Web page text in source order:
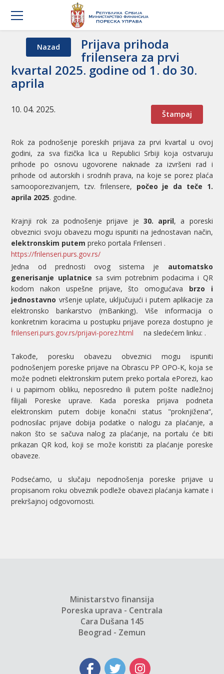
Nazad Prijava prihoda
frilensera za prvi
kvartal 2025. godine od 1. do 30.
aprila
Štampaj
10. 04. 2025.
Rok za podnošenje poreskih prijava za prvi kvartal u ovoj
godini, za sva fizička lica u Republici Srbiji koja ostvaruju
prihode po osnovu ugovorene naknade za izvršeni rad i
prihode od autorskih i srodnih prava, na koje se porez plaća
samooporezivanjem, tzv. frilensere, počeo je da teče 1.
aprila 2025. godine.
Krajnji rok za podnošenje prijave je 30. april, a poreski
obveznici svoju obavezu mogu ispuniti na jednostavan način,
elektronskim putem preko portala Frilenseri
https://frilenseri.purs.gov.rs/
.
Jedna od prednosti ovog sistema je automatsko
generisanje uplatnice sa svim potrebnim podacima i QR
kodom nakon uspešne prijave, što omogućava brzo i
jednostavno vršenje uplate, uključujući i putem aplikacije za
elektronsko bankarstvo (mBanking). Više informacija o
konkretnim koracima u postupku prijave poreza dostupno je
na sledećem linku:
frilenseri.purs.gov.rs/prijavi-porez.html .
Takođe, poresku obavezu obveznici mogu ispuniti
podnošenjem poreske prijave na Obrascu PP OPO-K, koja se
može podneti elektronskim putem preko portala ePorezi, kao
i u papirnom obliku, neposredno ili putem pošte nadležnoj
filijali Poreske uprave. Kada poreska prijava podneta
elektronskim putem dobije konačni status "proknjižena“,
podnosilac prijave dobija podatke o nalogu za plaćanje, a
nakon što se sačuva nalog za plaćanje, na portalu će biti
prikazan QR kod, koji se može koristiti za plaćanje poreske
obaveze.
Podsećamo, u slučaju nepodnošenja poreske prijave u
propisanom roku obveznik podleže obavezi plaćanja kamate i
prekršajnoj odgovornosti.
Ministarstvo finansija
Poreska uprava - Centrala
Cara Dušana 145
Beograd - Zemun